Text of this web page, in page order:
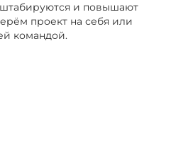
и повышают
проект на себя или
командой.